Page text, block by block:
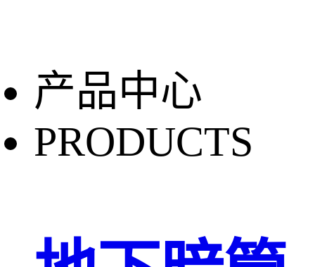
产品中心
PRODUCTS